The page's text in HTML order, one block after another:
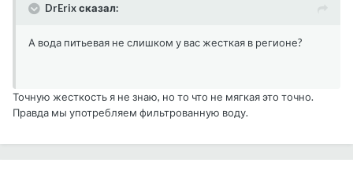
DrErix сказал:
А вода питьевая не слишком у вас жесткая в регионе?
Точную жесткость я не знаю, но то что не мягкая это точно.
Правда мы употребляем фильтрованную воду.